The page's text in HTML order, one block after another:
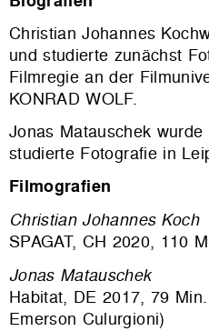
Christian Johannes Koch
und studierte zunächst
Filmregie an der
KONRAD WOLF.
Jonas Matauschek wurde
studierte Fotografie in
Filmografien
Christian Johannes Koch
SPAGAT, CH 2020, 110
Jonas Matauschek
Habitat, DE 2017, 79
Emerson Culurgioni)